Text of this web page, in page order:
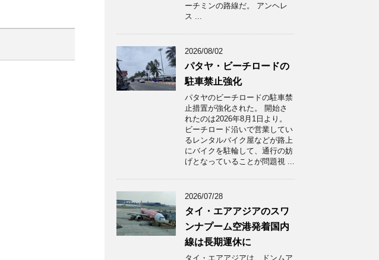
ーチミンの路線だ。 アンヘレ
ス ...
2026/08/02
パタヤ・ビーチロードの
駐車禁止強化
パタヤのビーチロードの駐車禁
止措置が強化された。 開始さ
れたのは2026年8月1日より。
ビーチロード沿いで営業してい
るレンタルバイク屋などが路上
にバイクを駐輪して、通行の妨
げとなっていることが問題視 ...
2026/07/28
タイ・エアアジアのスワ
ンナプーム空港発着国内
線は長期運休に
タイ・エアアジアは、ドンムア